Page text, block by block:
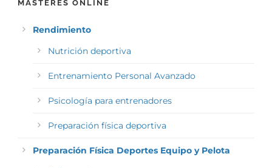
MÁSTERES ONLINE
Rendimiento
Nutrición deportiva
Entrenamiento Personal Avanzado
Psicología para entrenadores
Preparación física deportiva
Preparación Física Deportes Equipo y Pelota